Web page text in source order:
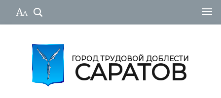
ГОРОД ТРУДОВОЙ ДОБЛЕСТИ
САРАТОВ